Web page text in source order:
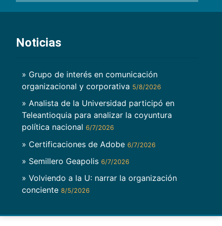
Noticias
» Grupo de interés en comunicación
organizacional y corporativa 5/8/2026
» Analista de la Universidad participó en
Teleantioquia para analizar la coyuntura
política nacional 6/7/2026
» Certificaciones de Adobe 6/7/2026
» Semillero Geapolis 6/7/2026
» Volviendo a la U: narrar la organización
conciente 8/5/2026